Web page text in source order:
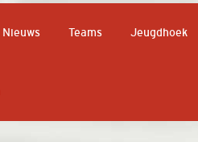
Nieuws Teams Jeugdhoek